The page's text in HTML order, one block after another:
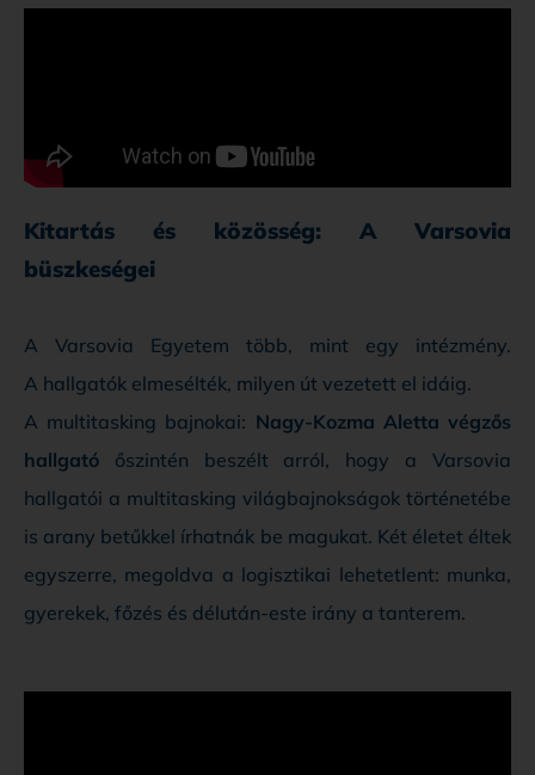
Kitartás és közösség: A Varsovia
büszkeségei
A Varsovia Egyetem több, mint egy intézmény.
A hallgatók elmesélték, milyen út vezetett el idáig.
A multitasking bajnokai: Nagy-Kozma Aletta végzős
hallgató őszintén beszélt arról, hogy a Varsovia
hallgatói a multitasking világbajnokságok történetébe
is arany betűkkel írhatnák be magukat. Két életet éltek
egyszerre, megoldva a logisztikai lehetetlent: munka,
gyerekek, főzés és délután-este irány a tanterem.